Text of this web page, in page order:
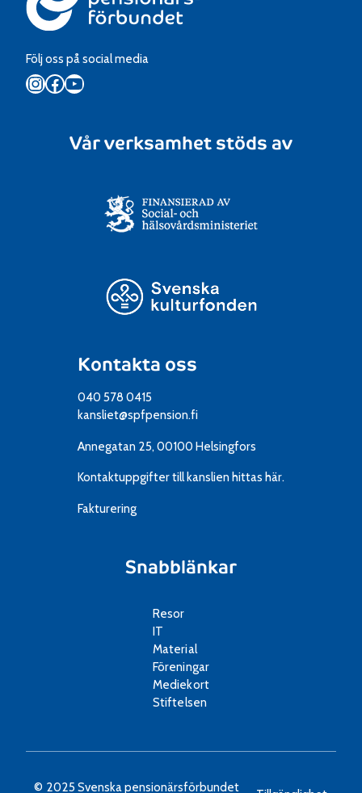
Följ oss på social media
Instagram
Facebook
YouTube
Kontakta oss
040 578 0415
kansliet@spfpension.fi
Annegatan 25, 00100 Helsingfors
Kontaktuppgifter till kanslien hittas här.
Fakturering
Snabblänkar
Resor
IT
Material
Föreningar
Mediekort
Stiftelsen
Vår verksamhet stöds av
© 2025 Svenska pensionärsförbundet